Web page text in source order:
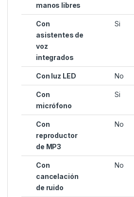
manos libres
Con
asistentes de
voz
integrados
Si
Con luz LED No
Con
micrófono
Si
Con
reproductor
de MP3
No
Con
cancelación
de ruido
No